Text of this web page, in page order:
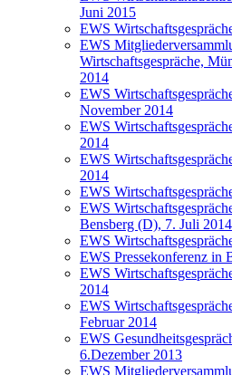
Juni 2015
EWS
EWS
Wirtschaftsgespräche,
2014
EWS
November 2014
EWS
2014
EWS
2014
EWS
EWS
Bensberg (D), 7. Juli 2014
EWS
EWS Pressekonferenz in
EWS
2014
EWS
Februar 2014
EWS
6.Dezember 2013
EWS